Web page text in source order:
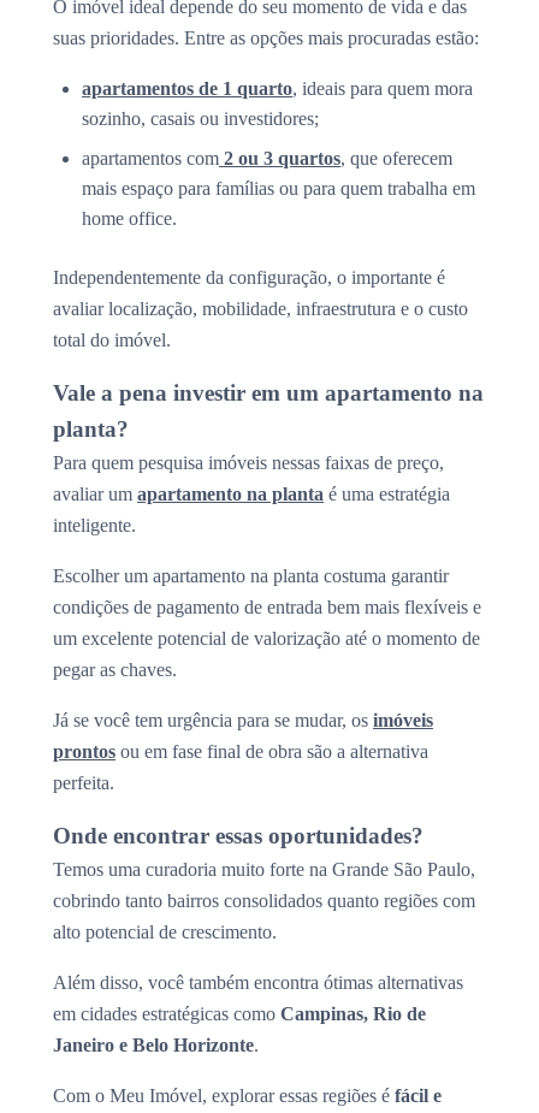
O imóvel ideal depende do seu momento de vida e das
suas prioridades. Entre as opções mais procuradas estão:
apartamentos de 1 quarto, ideais para quem mora
sozinho, casais ou investidores;
apartamentos com 2 ou 3 quartos, que oferecem
mais espaço para famílias ou para quem trabalha em
home office.
Independentemente da configuração, o importante é
avaliar localização, mobilidade, infraestrutura e o custo
total do imóvel.
Vale a pena investir em um apartamento na
planta?
Para quem pesquisa imóveis nessas faixas de preço,
avaliar um apartamento na planta é uma estratégia
inteligente.
Escolher um apartamento na planta costuma garantir
condições de pagamento de entrada bem mais flexíveis e
um excelente potencial de valorização até o momento de
pegar as chaves.
Já se você tem urgência para se mudar, os imóveis
prontos ou em fase final de obra são a alternativa
perfeita.
Onde encontrar essas oportunidades?
Temos uma curadoria muito forte na Grande São Paulo,
cobrindo tanto bairros consolidados quanto regiões com
alto potencial de crescimento.
Além disso, você também encontra ótimas alternativas
em cidades estratégicas como Campinas, Rio de
Janeiro e Belo Horizonte.
Com o Meu Imóvel, explorar essas regiões é fácil e